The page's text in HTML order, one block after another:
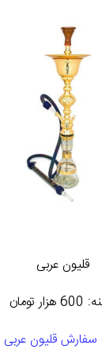
قلیون عربی
تومان
قلیون عربی